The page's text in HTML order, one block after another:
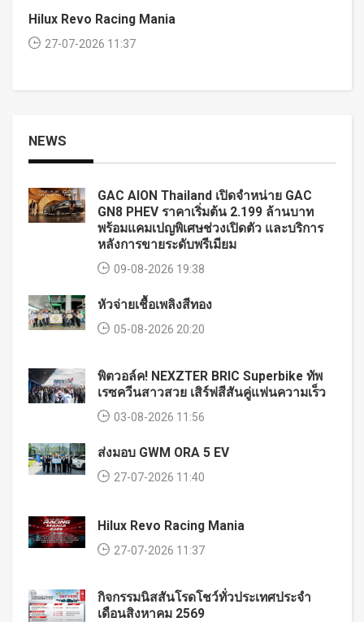
Hilux Revo Racing Mania
27-07-2026 11:37
NEWS
GAC AION Thailand เปิดจำหน่าย GAC
GN8 PHEV ราคาเริ่มต้น 2.199 ล้านบาท
พร้อมแคมเปญพิเศษช่วงเปิดตัว และบริการ
หลังการขายระดับพรีเมียม
09-08-2026 19:38
หัวจ่ายเชื้อเพลิงสีทอง
05-08-2026 20:20
พิตวอล์ค! NEXZTER BRIC Superbike ทัพ
เรซควีนสาวสวย เสิร์ฟสีสันคู่แฟนความเร็ว
03-08-2026 11:56
ส่งมอบ GWM ORA 5 EV
27-07-2026 11:40
Hilux Revo Racing Mania
27-07-2026 11:37
กิจกรรมนิสสันโรดโชว์ทั่วประเทศประจำ
เดือนสิงหาคม 2569